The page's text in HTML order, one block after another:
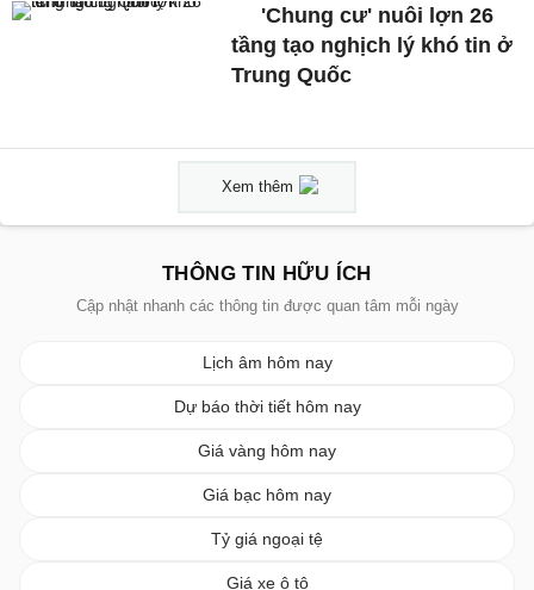
'Chung cư' nuôi lợn 26
tầng tạo nghịch lý khó tin ở
Trung Quốc
Xem thêm
THÔNG TIN HỮU ÍCH
Cập nhật nhanh các thông tin được quan tâm mỗi ngày
Lịch âm hôm nay
Dự báo thời tiết hôm nay
Giá vàng hôm nay
Giá bạc hôm nay
Tỷ giá ngoại tệ
Giá xe ô tô